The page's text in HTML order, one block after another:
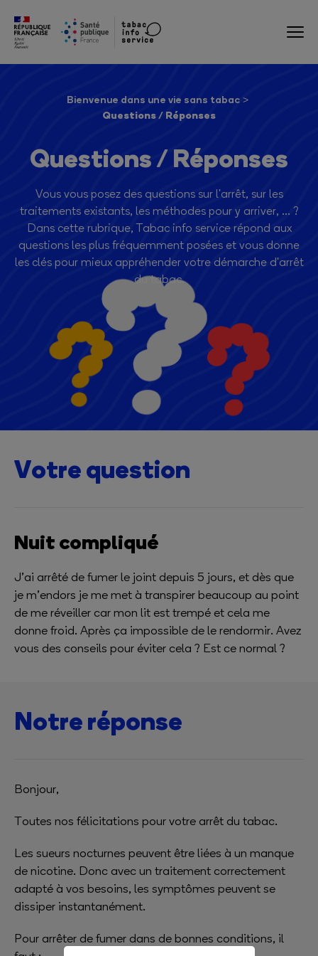
Bienvenue dans une vie sans tabac
Questions / Réponses
Questions / Réponses
Vous vous posez des questions sur l'arrêt, sur les
traitements existants, les méthodes pour y arriver, ... ?
Dans cette rubrique, Tabac info service répond aux
questions les plus fréquemment posées et vous donne
les clés pour mieux appréhender votre démarche d'arrêt
du tabac.
Votre question
Nuit compliqué
J’ai arrêté de fumer le joint depuis 5 jours, et dès que
je m’endors je me met à transpirer beaucoup au point
de me réveiller car mon lit est trempé et cela me
donne froid. Après ça impossible de le rendormir. Avez
vous des conseils pour éviter cela ? Est ce normal ?
Notre réponse
Bonjour,
Toutes nos félicitations pour votre arrêt du tabac.
Les sueurs nocturnes peuvent être liées à un manque
de nicotine. Donc avec un traitement correctement
adapté à vos besoins, les symptômes peuvent se
dissiper instantanément.
Pour arrêter de fumer dans de bonnes conditions, il